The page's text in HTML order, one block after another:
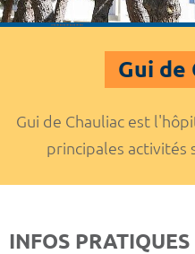
Gui de
Gui de Chauliac est
principales activités
INFOS PRATIQUES